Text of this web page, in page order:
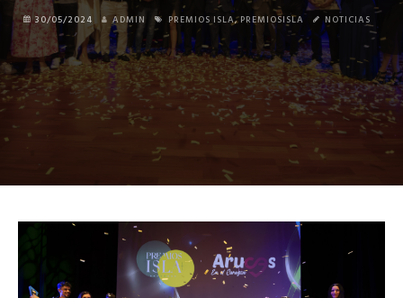
30/05/2024 ADMIN PREMIOS ISLA, PREMIOSISLA NOTICIAS